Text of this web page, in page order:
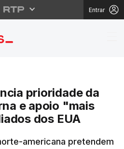
Entrar
anuncia
prioridade da
e apoio "mais
dos EUA
americana pretendem